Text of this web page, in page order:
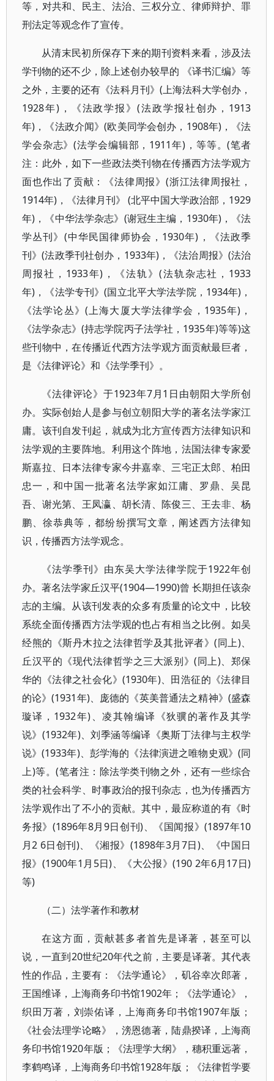
等，对共和、民主、法治、三权分立、律师辩护、罪
刑法定等观念作了宣传。
从清末民初所保存下来的期刊资料来看，涉及法
学刊物的还不少，除上述创办较早的 《译书汇编》等
之外，主要的还有《法科月刊》(上海法科大学创办，
1928年)，《法政学报》(法政学报社创办，1913
年)，《法政介闻》(欧美同学会创办，1908年)，《法
学会杂志》(法学会编辑部，1911年)，等等。(笔者
注：此外，如下一些政法类刊物在传播西方法学观方
面也作出了贡献：《法律周报》(浙江法律周报社，
1914年)，《法律月刊》 (北平中国大学政治部，1929
年)，《中华法学杂志》(谢冠生主编，1930年)，《法
学丛刊》(中华民国律师协会，1930年)，《法政季
刊》(法政季刊社创办，1933年)，《法治周报》(法治
周报社，1933年)，《法轨》(法轨杂志社，1933
年)，《法学专刊》(国立北平大学法学院，1934年)，
《法学论丛》(上海大厦大学法律学会，1935年)，
《法学杂志》(持志学院丙子法学社，1935年)等等)这
些刊物中，在传播近代西方法学观方面贡献最巨者，
是《法律评论》和《法学季刊》。
《法律评论》于1923年7月1日由朝阳大学所创
办。实际创始人是参与创立朝阳大学的著名法学家江
庸。该刊自发刊起，就成为北方宣传西方法律知识和
法学观的主要阵地。利用这个阵地，法国法律专家爱
斯嘉拉、日本法律专家今井嘉幸、三宅正太郎、柏田
忠一，和中国一批著名法学家如江庸、罗鼎、吴昆
吾、谢光第、王凤瀛、胡长清、陈俊三、王去非、杨
鹏、徐恭典等，都纷纷撰写文章，阐述西方法律知
识，传播西方法学观念。
《法学季刊》由东吴大学法律学院于1922年创
办。著名法学家丘汉平(1904—1990)曾 长期担任该杂
志的主编。从该刊发表的众多有质量的论文中，比较
系统全面传播西方法学观的也占有相当之比例。如吴
经熊的《斯丹木拉之法律哲学及其批评者》(同上)、
丘汉平的《现代法律哲学之三大派别》(同上)、郑保
华的《法律之社会化》(1930年)、田浩征的《法律目
的论》(1931年)、庞德的《英美普通法之精神》(盛森
璇译，1932年)、凌其翰编译《狄骥的著作及其学
说》(1932年)、刘季涵等编译《奥斯丁法律与主权学
说》(1933年)、彭学海的《法律演进之唯物史观》(同
上)等。(笔者注：除法学类刊物之外，还有一些综合
类的社会科学、时事政治的报刊杂志，也为传播西方
法学观作出了不小的贡献。其中，最应称道的有《时
务报》(1896年8月9日创刊)、《国闻报》(1897年10
月2 6日创刊)、《湘报》(1898年3月7日)、《中国日
报》(1900年1月5日)、《大公报》(190 2年6月17日)
等)
（二）法学著作和教材
在这方面，贡献甚多者首先是译著，甚至可以
说，一直到20世纪20年代之前，主要是译著。其代表
性的作品，主要有：《法学通论》，矶谷幸次郎著，
王国维译，上海商务印书馆1902年；《法学通论》，
织田万著，刘崇佑译，上海商务印书馆1907年版；
《社会法理学论略》，滂恩德著，陆鼎揆译，上海商
务印书馆1920年版；《法理学大纲》，穗积重远著，
李鹤鸣译，上海商务印书馆1928年版；《法律哲学要